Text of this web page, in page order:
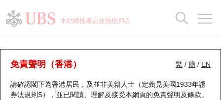
本結構性產品並無抵押品
繁 / 簡 / EN
免責聲明（香港）
請確認閣下為香港居民，及並非美籍人士（定義見美國1933年證
券法規則S），並已閱讀、理解及接受本網頁的免責聲明及條款。
牛熊證分析儀
表現 街貨統計 比較
瑞銀認股證一覽
新發行瑞銀認股證
街貨統計
比較
牛熊全景快搜
牛熊證搜尋
街貨統計
比較
十大升幅/跌幅
十大認股證成交分佈
正股分析儀
二十大活躍股份
持股比重
顯示所有持股比重
每月輪證大市專題
輪證專欄